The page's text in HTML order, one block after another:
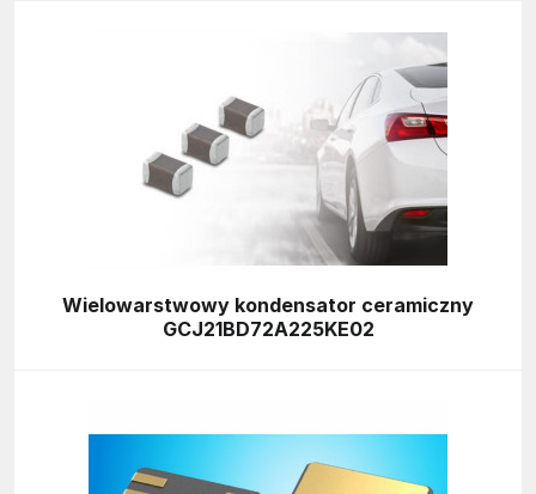
Wielowarstwowy kondensator ceramiczny
GCJ21BD72A225KE02